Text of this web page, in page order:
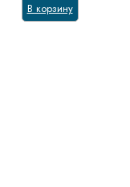
В корзину